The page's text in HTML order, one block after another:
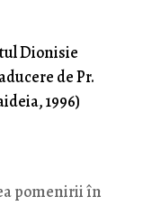
Dionisie
de Pr.
1996)
pomenirii în